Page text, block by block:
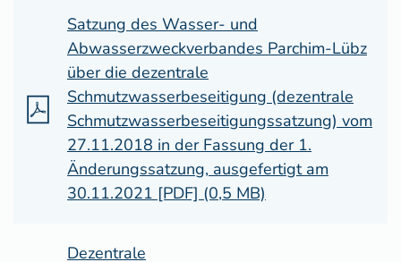
Satzung des Wasser- und
Abwasserzweckverbandes Parchim-Lübz
über die dezentrale
Schmutzwasserbeseitigung (dezentrale
Schmutzwasserbeseitigungssatzung) vom
27.11.2018 in der Fassung der 1.
Änderungssatzung, ausgefertigt am
30.11.2021 [PDF] (0,5 MB)
Dezentrale